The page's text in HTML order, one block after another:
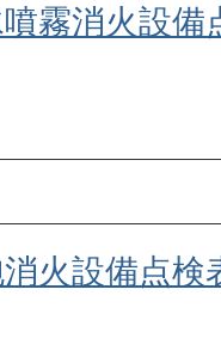
噴霧消火設
消火設備点